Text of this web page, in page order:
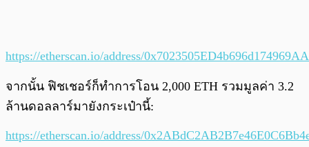
https://etherscan.io/address/
จากนั้น ฟิชเชอร์ก็ทำการโอน 2,000 ETH รวมมูลค่า 3.2
ล้านดอลลาร์มายังกระเป๋านี้:
https://etherscan.io/address/